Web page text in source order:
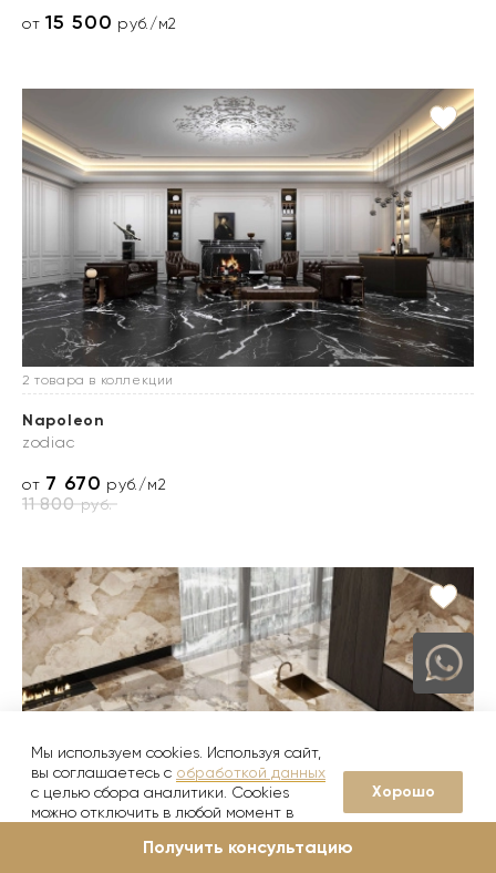
от15 500 руб./м2
2 товара в коллекции
Napoleon
zodiac
от 7 670 руб./м2
11 800руб.
4 товара в коллекции
Мы используем cookies. Используя сайт,
вы соглашаетесь с обработкой данных
с целью сбора аналитики. Cookies
можно отключить в любой момент в
Хорошо
Получить консультацию